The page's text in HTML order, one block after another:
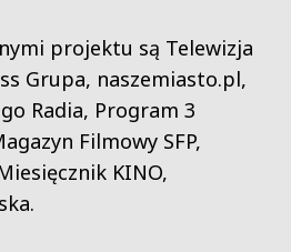
projektu są Telewizja
Grupa, naszemiasto.pl,
Radia, Program 3
Filmowy SFP,
KINO,